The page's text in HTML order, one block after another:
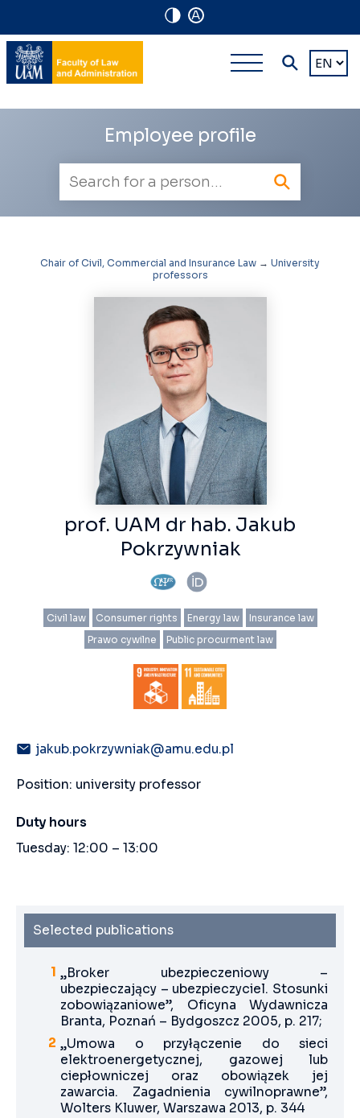
A
Navigation
shortcuts
Main
multi-
level
Choose
Employee profile
search
Chair of Civil, Commercial and Insurance Law → University
professors
prof. UAM dr hab. Jakub
Pokrzywniak
Civil law Consumer rights Energy law
Insurance law
Prawo cywilne
Public procurment law
jakub.pokrzywniak@amu.edu.pl
Position: university professor
Duty hours
Tuesday: 12:00 – 13:00
Selected publications
„Broker ubezpieczeniowy –
ubezpieczający – ubezpieczyciel. Stosunki
zobowiązaniowe”, Oficyna Wydawnicza
Branta, Poznań – Bydgoszcz 2005, p. 217;
„Umowa o przyłączenie do sieci
elektroenergetycznej, gazowej lub
ciepłowniczej oraz obowiązek jej
zawarcia. Zagadnienia cywilnoprawne”,
Wolters Kluwer, Warszawa 2013, p. 344